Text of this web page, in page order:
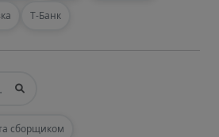
Т-Банк
сборщиком